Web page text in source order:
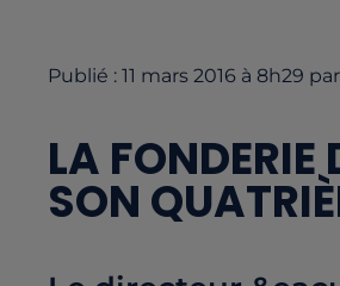
Publié : 11 mars 2016 à 8h29
LA
SON